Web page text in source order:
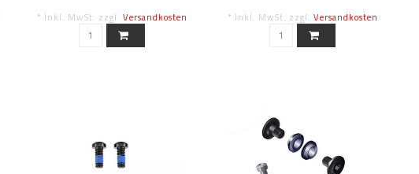
* Inkl. MwSt. zzgl. Versandkosten * Inkl. MwSt. zzgl. Versandkosten